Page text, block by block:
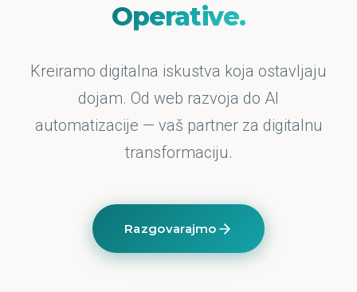
Operative.
Kreiramo digitalna iskustva koja ostavljaju
dojam. Od web razvoja do AI
automatizacije — vaš partner za digitalnu
transformaciju.
Razgovarajmo